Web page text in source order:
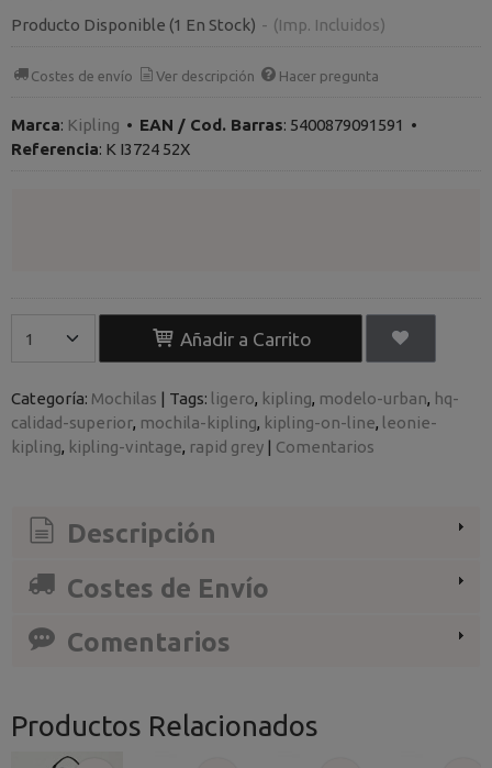
Producto Disponible (1 En Stock) - (Imp. Incluidos)
Costes de envío Ver descripción Hacer pregunta
Marca: Kipling • EAN / Cod. Barras: 5400879091591 •
Referencia: K I3724 52X
Añadir a Carrito
Categoría: Mochilas | Tags: ligero kipling modelo-urban hq-
calidad-superior mochila-kipling kipling-on-line
leonie-
kipling kipling-vintage rapid grey​ | Comentarios
Descripción
Costes de Envío
Comentarios
Productos Relacionados